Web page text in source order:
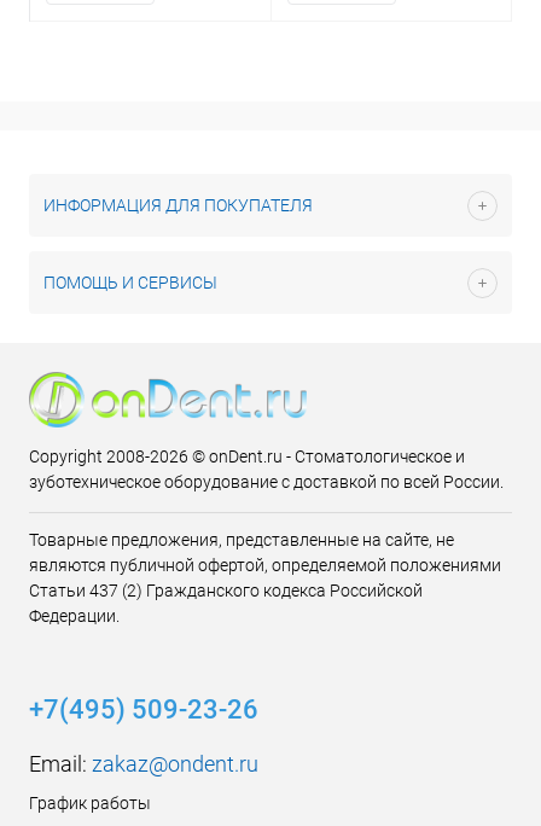
ИНФОРМАЦИЯ ДЛЯ ПОКУПАТЕЛЯ
ПОМОЩЬ И СЕРВИСЫ
Copyright 2008-2026 © onDent.ru - Стоматологическое и
зуботехническое оборудование с доставкой по всей России.
Товарные предложения, представленные на сайте, не
являются публичной офертой, определяемой положениями
Статьи 437 (2) Гражданского кодекса Российской
Федерации.
+7(495) 509-23-26
Email: zakaz@ondent.ru
График работы